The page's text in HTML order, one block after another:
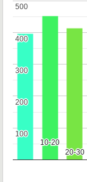
10-20
10-20
20-30
20-30
100
100
200
200
300
300
400
400
500
500